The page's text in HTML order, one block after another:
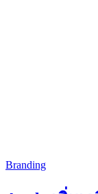
Branding